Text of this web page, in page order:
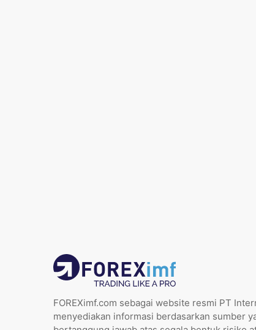
FOREXimf.com sebagai website resmi PT
menyediakan informasi berdasarkan sumber